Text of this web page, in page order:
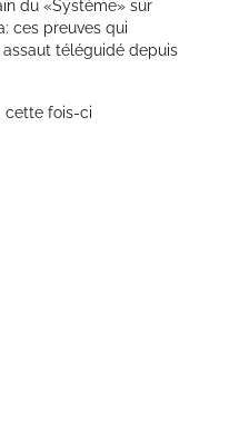
du «Système» sur
ces preuves qui
téléguidé depuis
cette fois-ci